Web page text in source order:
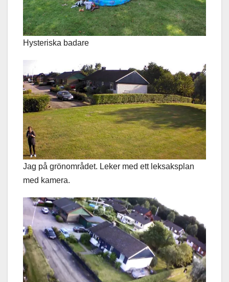
Hysteriska badare
Jag på grönområdet. Leker med ett leksaksplan
med kamera.